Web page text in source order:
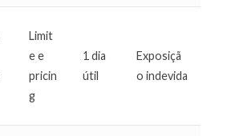
Limit
e e
pricin
g
1 dia
útil
Exposiçã
o indevida